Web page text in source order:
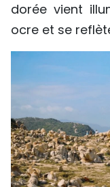
dorée vient
ocre et se